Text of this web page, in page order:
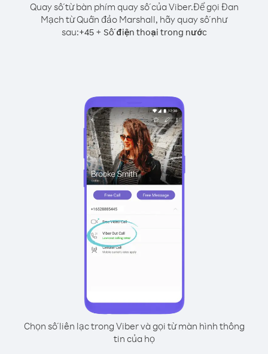
Quay số từ bàn phím quay số của Viber.Để gọi Đan
Mạch từ Quần đảo Marshall, hãy quay số như
sau:+45+ Số điện thoại trong nước
Chọn số liên lạc trong Viber và gọi từ màn hình thông
tin của họ